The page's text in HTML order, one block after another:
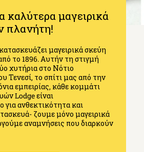
καλύτερα μαγειρικά
πλανήτη!
μαγειρικά σκεύη
το 1896. Αυτήν τη στιγμή
χυτήρια στο Νότιο
Τενεσί, το σπίτι μας από την
εμπειρίας, κάθε κομμάτι
Lodge είναι
για ανθεκτικότητα και
ζουμε μόνο μαγειρικά
αναμνήσεις που διαρκούν